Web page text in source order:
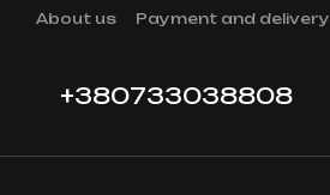
Skip to main content
About us Payment and delivery
+380733038808